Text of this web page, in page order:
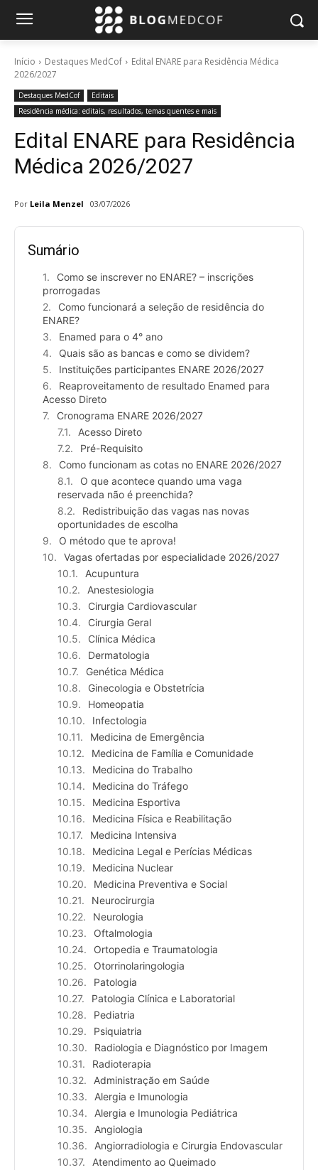
Início Destaques MedCof
Edital ENARE para Residência Médica
2026/2027
Destaques MedCof
Editais
Residência médica: editais, resultados, temas quentes e mais
Edital ENARE para Residência
Médica 2026/2027
Por Leila Menzel 03/07/2026
Sumário
Como se inscrever no ENARE? – inscrições
prorrogadas
Como funcionará a seleção de residência do
ENARE?
Enamed para o 4° ano
Quais são as bancas e como se dividem?
Instituições participantes ENARE 2026/2027
Reaproveitamento de resultado Enamed para
Acesso Direto
Cronograma ENARE 2026/2027
Acesso Direto
Pré-Requisito
Como funcionam as cotas no ENARE 2026/2027
O que acontece quando uma vaga
reservada não é preenchida?
Redistribuição das vagas nas novas
oportunidades de escolha
O método que te aprova!
Vagas ofertadas por especialidade 2026/2027
Acupuntura
Anestesiologia
Cirurgia Cardiovascular
Cirurgia Geral
Clínica Médica
Dermatologia
Genética Médica
Ginecologia e Obstetrícia
Homeopatia
Infectologia
Medicina de Emergência
Medicina de Família e Comunidade
Medicina do Trabalho
Medicina do Tráfego
Medicina Esportiva
Medicina Física e Reabilitação
Medicina Intensiva
Medicina Legal e Perícias Médicas
Medicina Nuclear
Medicina Preventiva e Social
Neurocirurgia
Neurologia
Oftalmologia
Ortopedia e Traumatologia
Otorrinolaringologia
Patologia
Patologia Clínica e Laboratorial
Pediatria
Psiquiatria
Radiologia e Diagnóstico por Imagem
Radioterapia
Administração em Saúde
Alergia e Imunologia
Alergia e Imunologia Pediátrica
Angiologia
Angiorradiologia e Cirurgia Endovascular
Atendimento ao Queimado